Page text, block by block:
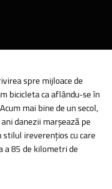
spre mijloace de
bicicleta ca aflându-se în
mai bine de un secol,
danezii marșează pe
stilul ireverențios cu care
a 85 de kilometri de